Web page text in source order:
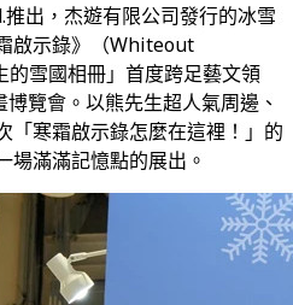
出，杰遊有限公司發行的冰雪
啟示錄》（Whiteout
雪國相冊」首度跨足藝文領
覽會。以熊先生超人氣周邊、
「寒霜啟示錄怎麼在這裡！」的
場滿滿記憶點的展出。